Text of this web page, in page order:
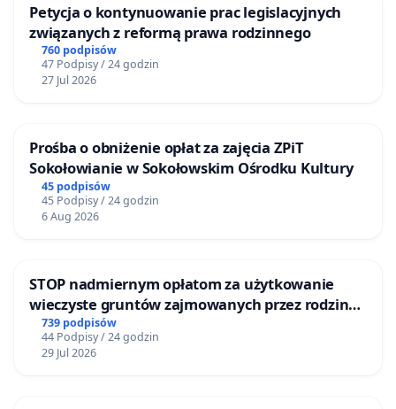
Petycja o kontynuowanie prac legislacyjnych
związanych z reformą prawa rodzinnego
760 podpisów
47 Podpisy / 24 godzin
27 Jul 2026
Prośba o obniżenie opłat za zajęcia ZPiT
Sokołowianie w Sokołowskim Ośrodku Kultury
45 podpisów
45 Podpisy / 24 godzin
6 Aug 2026
STOP nadmiernym opłatom za użytkowanie
wieczyste gruntów zajmowanych przez rodzinne
ogrody działkowe.
739 podpisów
44 Podpisy / 24 godzin
29 Jul 2026